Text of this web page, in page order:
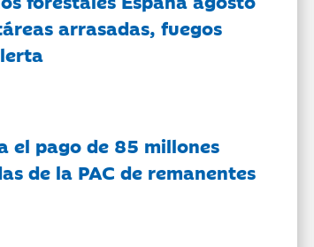
arrasadas, fuegos
el pago de 85 millones
de la PAC de remanentes